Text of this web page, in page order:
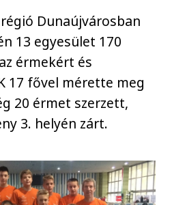
Dunaújvárosban
13 egyesület 170
érmekért és
17 fővel mérette meg
20 érmet szerzett,
3. helyén zárt.